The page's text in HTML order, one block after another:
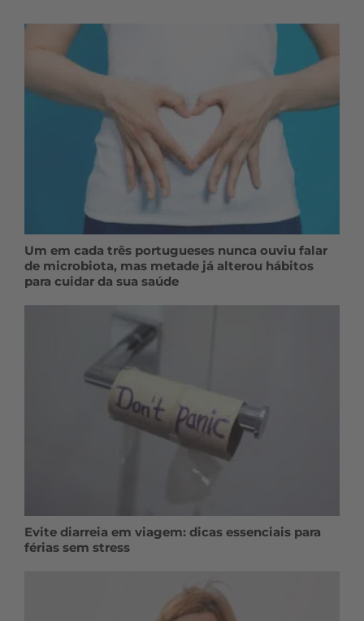
Um em cada três portugueses nunca ouviu falar
de microbiota, mas metade já alterou hábitos
para cuidar da sua saúde
Evite diarreia em viagem: dicas essenciais para
férias sem stress